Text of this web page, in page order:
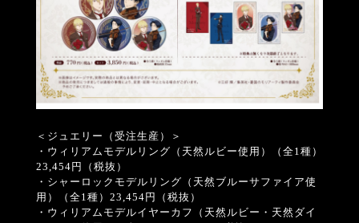
＜ジュエリー（受注生産）＞
・ウィリアムモデルリング（天然ルビー使用）（全1種）
23,454円（税抜）
・シャーロックモデルリング（天然ブルーサファイア使
用）（全1種）23,454円（税抜）
・ウィリアムモデルイヤーカフ（天然ルビー・天然ダイ